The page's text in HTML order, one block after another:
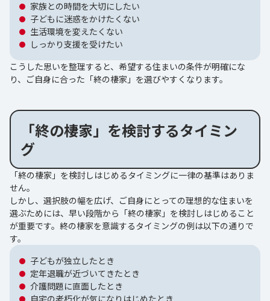
家族との時間を大切にしたい
子どもに迷惑をかけたくない
生活環境を変えたくない
しっかり支援を受けたい
こうした思いを整理すると、希望する住まいの条件が明確にな
り、ご自身に合った「終の棲家」を選びやすくなります。
「終の棲家」を検討するタイミン
グ
「終の棲家」を検討しはじめるタイミングに一律の基準はありま
せん。
しかし、選択肢の幅を広げ、ご自身にとっての理想的な住まいを
選ぶためには、早い段階から「終の棲家」を検討しはじめること
が重要です。終の棲家を意識するタイミングの例は以下の通りで
す。
子どもが独立したとき
定年退職が近づいてきたとき
介護問題に直面したとき